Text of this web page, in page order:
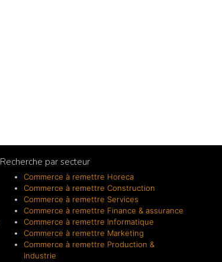
Recherche par secteur
Commerce à remettre Horeca
Commerce à remettre Construction
Commerce à remettre Services
Commerce à remettre Finance & assurance
Commerce à remettre Informatique
Commerce à remettre Marketing
Commerce à remettre Production &
industrie